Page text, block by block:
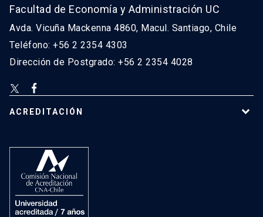
Facultad de Economía y Administración UC
Avda. Vicuña Mackenna 4860, Macul. Santiago, Chile
Teléfono: +56 2 2354 4303
Dirección de Postgrado: +56 2 2354 4028
ACREDITACIÓN